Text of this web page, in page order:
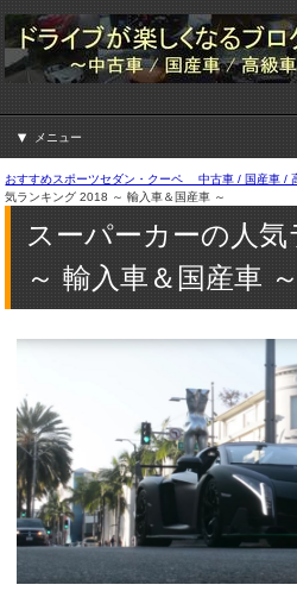
メニュー
おすすめスポーツセダン・クーペ 中古車 / 国産車 /
気ランキング 2018 ～ 輸入車＆国産車 ～
スーパーカーの人
～ 輸入車＆国産車 ～